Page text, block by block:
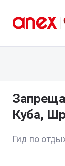
Куба,
Гид по